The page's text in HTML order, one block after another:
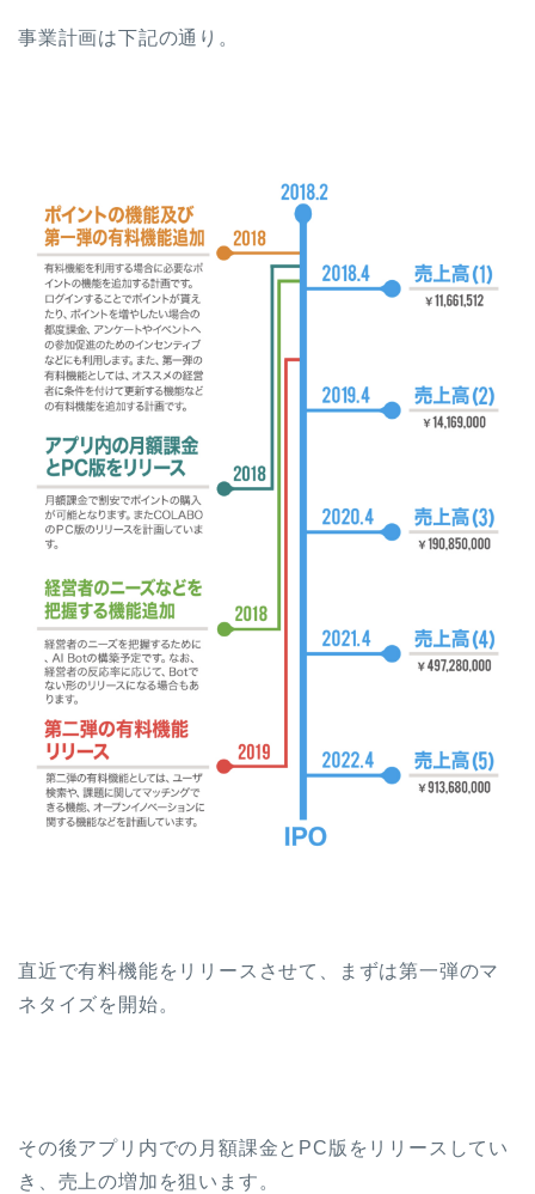
事業計画は下記の通り。
直近で有料機能をリリースさせて、まずは第一弾のマ
ネタイズを開始。
その後アプリ内での月額課金とPC版をリリースしてい
き、売上の増加を狙います。